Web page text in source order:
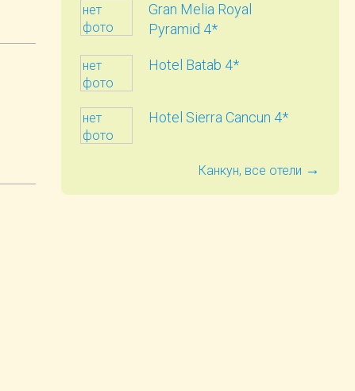
нет
фото
Gran Melia Royal
Pyramid 4*
нет
фото
Hotel Batab 4*
нет
фото
Hotel Sierra Cancun 4*
Канкун, все отели →